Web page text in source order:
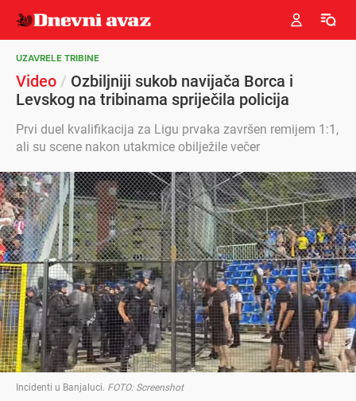
UZAVRELE TRIBINE
Video / Ozbiljniji sukob navijača Borca i
Levskog na tribinama spriječila policija
Prvi duel kvalifikacija za Ligu prvaka završen remijem 1:1,
ali su scene nakon utakmice obilježile večer
Incidenti u Banjaluci FOTO: Screenshot